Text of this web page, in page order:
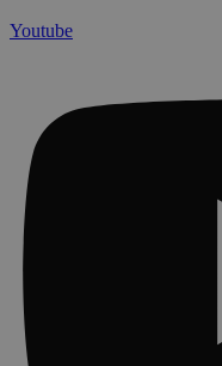
Youtube